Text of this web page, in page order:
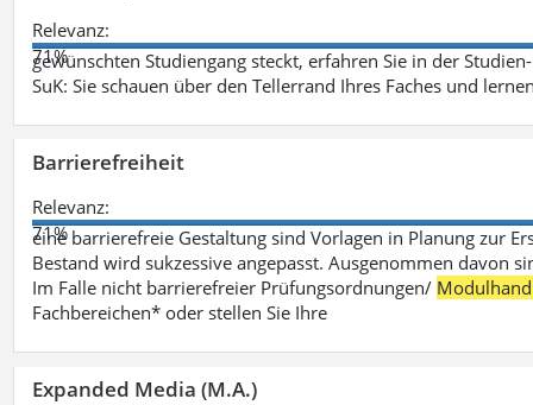
Relevanz:
71%
gewünschten Studiengang steckt, erfahren Sie in der
SuK: Sie schauen über den Tellerrand Ihres Faches und
Barrierefreiheit
Relevanz:
71%
eine barrierefreie Gestaltung sind Vorlagen in Planung zur
Bestand wird sukzessive angepasst. Ausgenommen davon
Im Falle nicht barrierefreier Prüfungsordnungen/
Fachbereichen* oder stellen Sie Ihre
Expanded Media (M.A.)